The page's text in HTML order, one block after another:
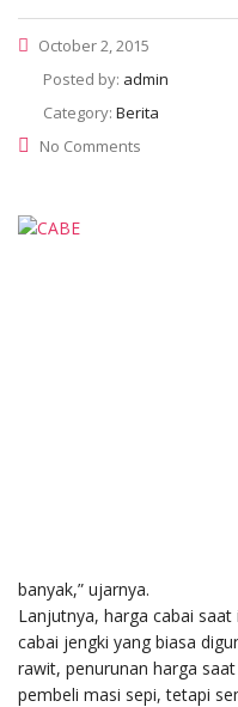
October 2, 2015
Posted by: admin
Category: Berita
No Comments
banyak,” ujarnya.
Lanjutnya, harga cabai
cabai jengki yang biasa
rawit, penurunan harga
pembeli masi sepi, tetapi